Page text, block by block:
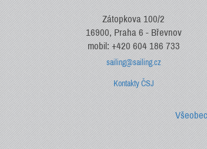
Zátopkova 100/2
16900, Praha 6 - Břevnov
mobil: +420 604 186 733
sailing@sailing.cz
Kontakty ČSJ